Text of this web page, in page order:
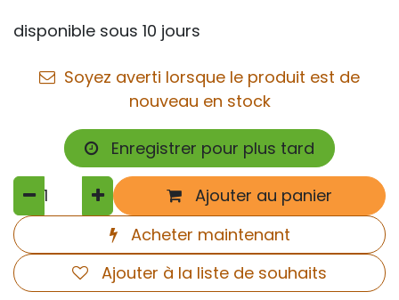
disponible sous 10 jours
Soyez averti lorsque le produit est de
nouveau en stock
Enregistrer pour plus tard
Ajouter au panier
Acheter maintenant
Ajouter à la liste de souhaits